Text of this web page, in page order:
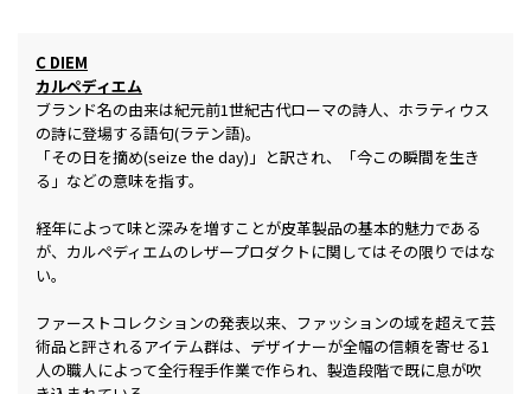
C DIEM
カルペディエム
ブランド名の由来は紀元前1世紀古代ローマの詩人、ホラティウス
の詩に登場する語句(ラテン語)。
「その日を摘め(seize the day)」と訳され、「今この瞬間を生き
る」などの意味を指す。
経年によって味と深みを増すことが皮革製品の基本的魅力である
が、カルペディエムのレザープロダクトに関してはその限りではな
い。
ファーストコレクションの発表以来、ファッションの域を超えて芸
術品と評されるアイテム群は、デザイナーが全幅の信頼を寄せる1
人の職人によって全行程手作業で作られ、製造段階で既に息が吹